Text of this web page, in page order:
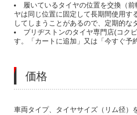
履いているタイヤの位置を交換（
ヤは同じ位置に固定して長期間使用す
してしまうことがあるので、定期的な
ブリヂストンのタイヤ専門店(コク
す。「カートに追加」又は「今すぐ予
価格
VARIATIONS
車両タイプ、タイヤサイズ（リム径）